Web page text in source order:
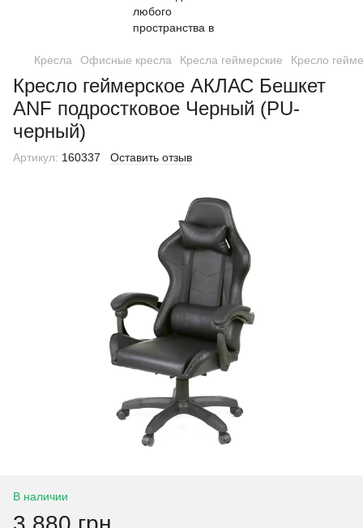
Кресла Офисные кресла Кресла геймерские Кресло
Кресло геймерское АКЛАС Бешкет
ANF подростковое Черный (PU-
черный)
Артикул: 160337 Оставить отзыв
В наличии